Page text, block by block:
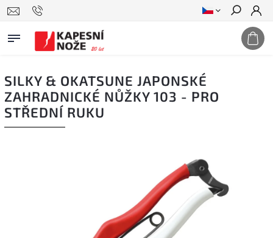
Hledat
SILKY & OKATSUNE JAPONSKÉ
ZAHRADNICKÉ NŮŽKY 103 - PRO
STŘEDNÍ RUKU